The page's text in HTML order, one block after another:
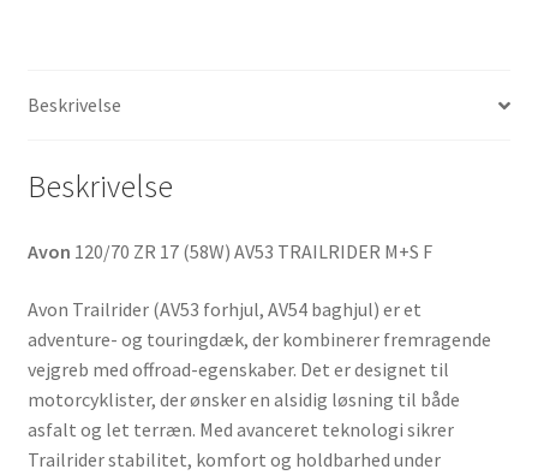
Beskrivelse
Beskrivelse
Avon 120/70 ZR 17 (58W) AV53 TRAILRIDER M+S F
Avon Trailrider (AV53 forhjul, AV54 baghjul) er et
adventure- og touringdæk, der kombinerer fremragende
vejgreb med offroad-egenskaber. Det er designet til
motorcyklister, der ønsker en alsidig løsning til både
asfalt og let terræn. Med avanceret teknologi sikrer
Trailrider stabilitet, komfort og holdbarhed under